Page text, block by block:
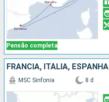
Pensão completa
FRANCIA, ITÁLIA, ESPANHA
MSC Sinfonia 8 d